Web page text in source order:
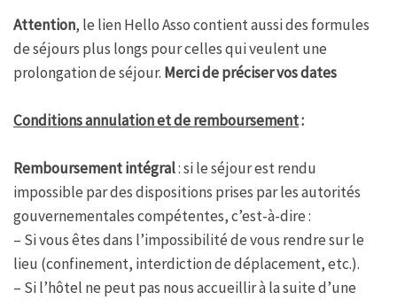
Attention, le lien Hello Asso contient aussi des formules
de séjours plus longs pour celles qui veulent une
prolongation de séjour. Merci de préciser vos dates
Conditions annulation et de remboursement:
Remboursement intégral: si le séjour est rendu
impossible par des dispositions prises par les autorités
gouvernementales compétentes, c’est-à-dire :
– Si vous êtes dans l’impossibilité de vous rendre sur le
lieu (confinement, interdiction de déplacement, etc.).
– Si l’hôtel ne peut pas nous accueillir à la suite d’une